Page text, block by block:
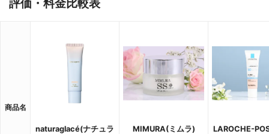
評価・料金比較表
商品名
naturaglacé(ナチュラ
MIMURA(ミムラ)
LAROCHE-